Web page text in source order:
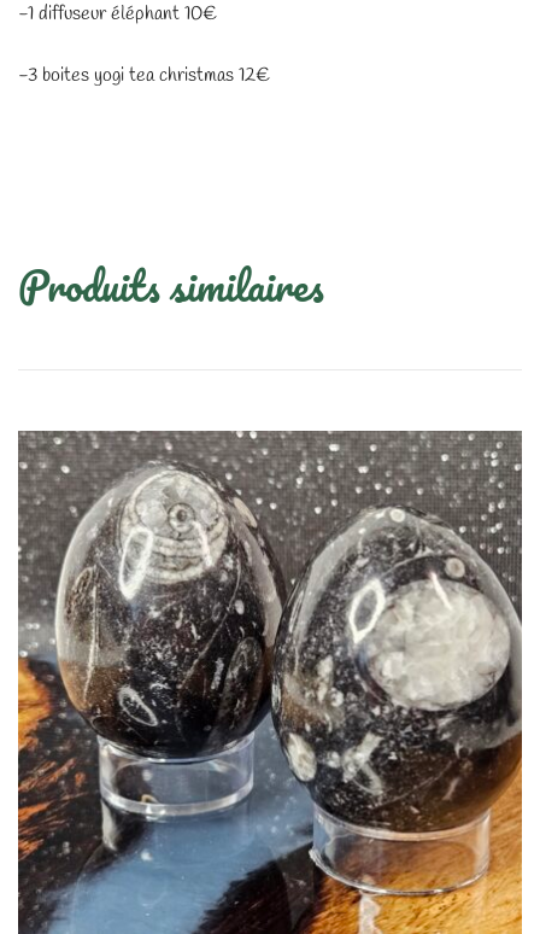
-1 diffuseur éléphant 10€
-3 boites yogi tea christmas 12€
Produits similaires